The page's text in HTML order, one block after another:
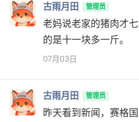
古雨月田 管理员
老妈说老家的猪肉才
的是十一块多一斤。
07月03日
古雨月田 管理员
昨天看到新闻，赛格